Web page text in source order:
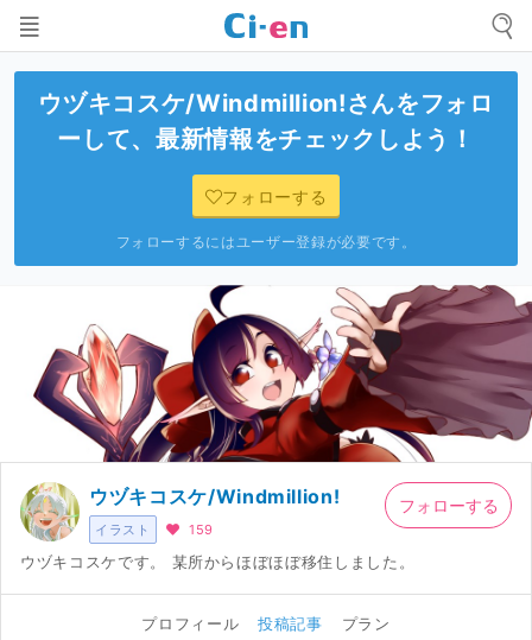
ウヅキコスケ/Windmillion!さんをフォロ
ーして、最新情報をチェックしよう！
フォローする
フォローするにはユーザー登録が必要です。
イラスト
ウヅキコスケ/Windmillion!
159
ウヅキコスケです。 某所からほぼほぼ移住しました。
フォローする
プロフィール 投稿記事 プラン